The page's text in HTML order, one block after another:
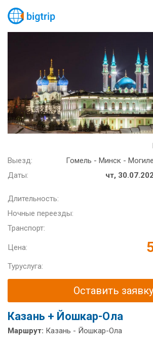
Выезд:
Гомель - Минск -
Даты:
чт,
Длительность:
Ночные переезды:
Транспорт:
Цена:
Туруслуга:
Оставить заявку
Казань + Йошкар-Ола
Маршрут: Казань - Йошкар-Ола